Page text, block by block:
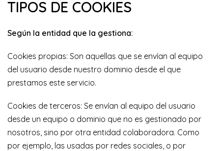
TIPOS DE COOKIES
Según la entidad que la gestiona:
Cookies propias: Son aquellas que se envían al equipo
del usuario desde nuestro dominio desde el que
prestamos este servicio.
Cookies de terceros: Se envían al equipo del usuario
desde un equipo o dominio que no es gestionado por
nosotros, sino por otra entidad colaboradora. Como
por ejemplo, las usadas por redes sociales, o por